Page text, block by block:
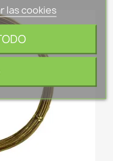
las cookies